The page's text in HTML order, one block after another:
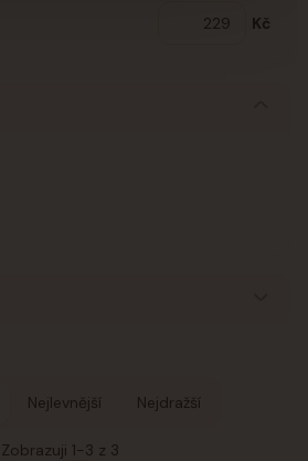
Kč
Nejlevnější Nejdražší
Zobrazuji 1-3 z 3